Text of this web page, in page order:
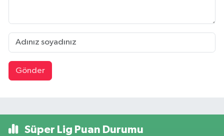
Gönder
Süper Lig Puan Durumu